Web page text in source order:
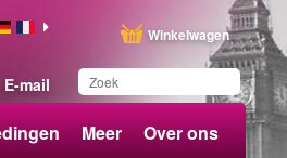
E-mail
Winkelwagen
Meer Over ons